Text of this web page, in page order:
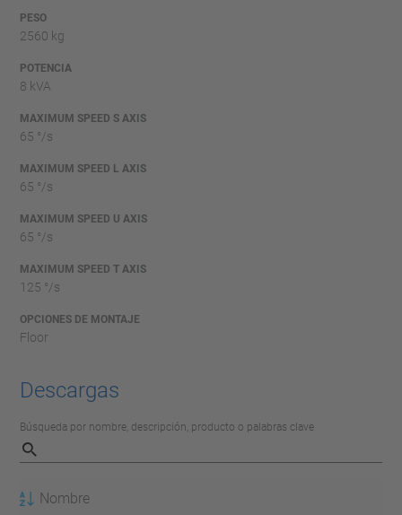
PESO
2560 kg
POTENCIA
8 kVA
MAXIMUM SPEED S AXIS
65 °/s
MAXIMUM SPEED L AXIS
65 °/s
MAXIMUM SPEED U AXIS
65 °/s
MAXIMUM SPEED T AXIS
125 °/s
OPCIONES DE MONTAJE
Floor
Descargas
Búsqueda por nombre, descripción, producto o palabras clave
Nombre